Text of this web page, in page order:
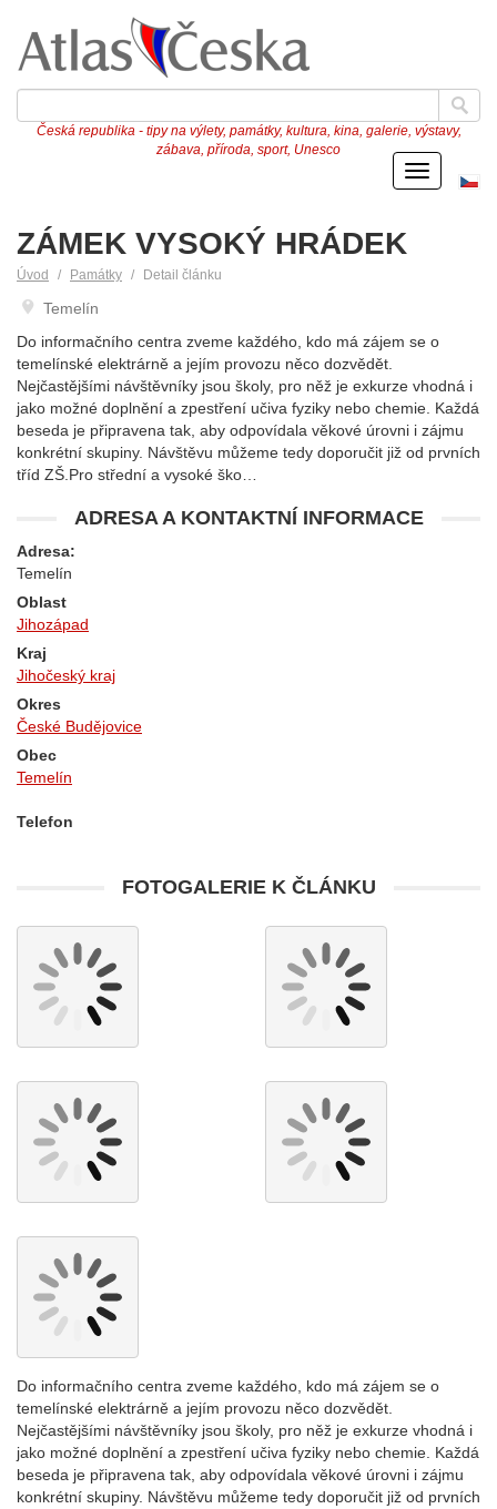
Česká republika - tipy na výlety, památky, kultura, kina, galerie, výstavy,
zábava, příroda, sport, Unesco
Menu
ZÁMEK VYSOKÝ HRÁDEK
Úvod Památky Detail článku
Temelín
Do informačního centra zveme každého, kdo má zájem se o
temelínské elektrárně a jejím provozu něco dozvědět.
Nejčastějšími návštěvníky jsou školy, pro něž je exkurze vhodná i
jako možné doplnění a zpestření učiva fyziky nebo chemie. Každá
beseda je připravena tak, aby odpovídala věkové úrovni i zájmu
konkrétní skupiny. Návštěvu můžeme tedy doporučit již od prvních
tříd ZŠ.Pro střední a vysoké ško…
ADRESA A KONTAKTNÍ INFORMACE
Adresa:
Temelín
Oblast
Jihozápad
Kraj
Jihočeský kraj
Okres
České Budějovice
Obec
Temelín
Telefon
FOTOGALERIE K ČLÁNKU
Do informačního centra zveme každého, kdo má zájem se o
temelínské elektrárně a jejím provozu něco dozvědět.
Nejčastějšími návštěvníky jsou školy, pro něž je exkurze vhodná i
jako možné doplnění a zpestření učiva fyziky nebo chemie. Každá
beseda je připravena tak, aby odpovídala věkové úrovni i zájmu
konkrétní skupiny. Návštěvu můžeme tedy doporučit již od prvních